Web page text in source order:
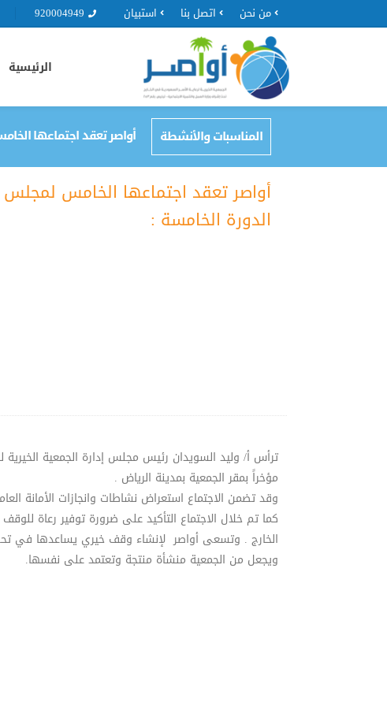
من نحن اتصل بنا استبيان 920004949
الرئيسية
المناسبات والأنشطة أواصر تعقد اجتماعها
أواصر تعقد اجتماعها الخامس لمجلس
الدورة الخامسة :
ترأس أ/ وليد السويدان رئيس مجلس إدارة الجمعية
مؤخراً بمقر الجمعية بمدينة الرياض .
وقد تضمن الاجتماع استعراض نشاطات وانجازات الأمانة
كما تم خلال الاجتماع التأكيد على ضرورة توفير رعاة
الخارج . وتسعى أواصر لإنشاء وقف خيري يساعدها في
ويجعل من الجمعية منشأة منتجة وتعتمد على نفسها.